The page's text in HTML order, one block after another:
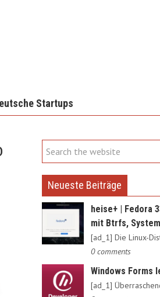
Startups
Neueste Beiträge
heise+ | Fedora
mit Btrfs,
0 comments
Windows Forms